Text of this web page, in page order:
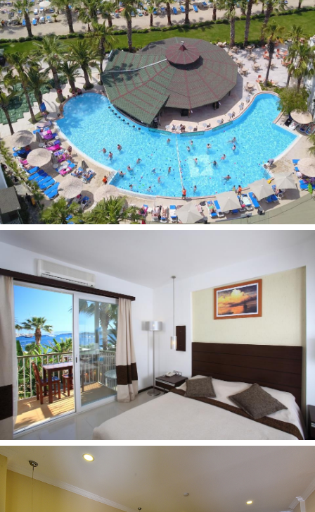
Vaikams:
2 Baseinai
Vaikų animacija
Žaidimų aikštelė
Vaikų klubas (nuo 4 iki 12 metų)
Vaikiškas bufetas
Auklės paslaugos (už papildomą mokestį)
Paplūdimys:
Smėlio ir žvirgždo
Privatus
Prie paplūdimio: skėčiai, gultai: nemokamai
Baras
Kontaktai:
Turkija
Telefonas:+(90) 2523195550
El. pašto adresas: info@parkimayaz.com
Internetinė svetainė
www.parkimayaz.com